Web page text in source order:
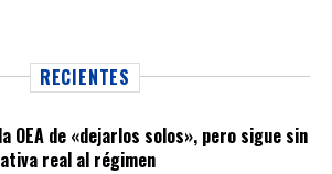
RECIENTES
OEA de «dejarlos solos», pero sigue sin
real al régimen